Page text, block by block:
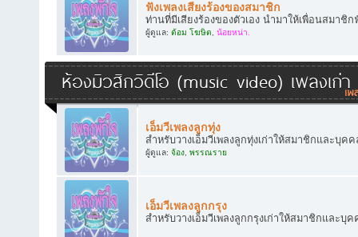
ฟังเพลงเสียงร้องของสมาชิก
ท่านที่มีเสียงร้องของตัวเอง นำมาให้เพื่อนสมาชิ
ผู้ดูแล: ต้อม โฆษิต, น้อยหน่า.
ห้องมิวสิกวิดีโอ (music video) เพลงเก่า
เอ็มวีเพลงลูกทุ่ง
สำหรับวางเอ็มวีเพลงลูกทุ่งเก่าให้สมาชิกและบุค
ผู้ดูแล: จ้อง, พรรณราย
เอ็มวีเพลงลูกกรุง
สำหรับวางเอ็มวีเพลงลูกกรุงเก่าให้สมาชิกและบุ